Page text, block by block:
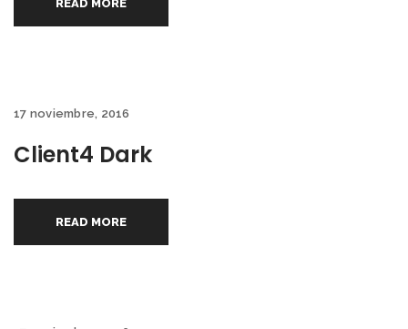
READ MORE
17 noviembre, 2016
Client4 Dark
READ MORE